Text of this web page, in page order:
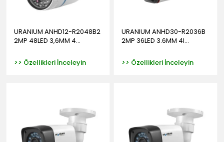
URANIUM ANHD12-R2048B2
2MP 48LED 3,6MM 4...
>> Özellikleri İnceleyin
URANIUM ANHD30-R2036B
2MP 36LED 3.6MM 4I...
>> Özellikleri İnceleyin